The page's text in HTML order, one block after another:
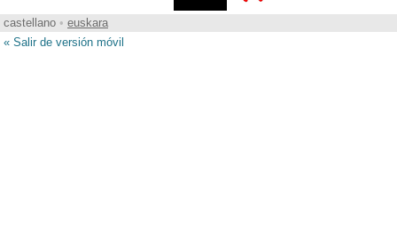
castellano • euskara
« Salir de versión móvil